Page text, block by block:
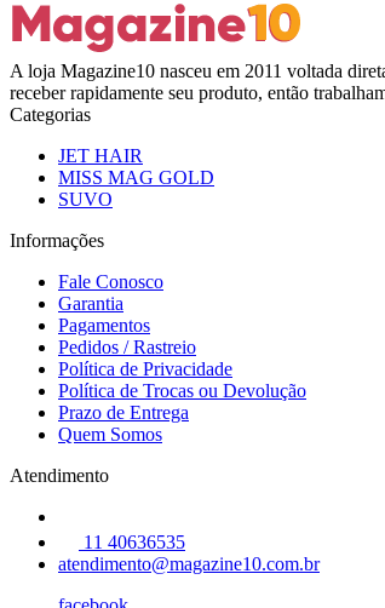
A loja Magazine10 nasceu em 2011 voltada
receber rapidamente seu produto, então
Categorias
JET HAIR
MISS MAG GOLD
SUVO
Informações
Fale Conosco
Garantia
Pagamentos
Pedidos / Rastreio
Política de Privacidade
Política de Trocas ou Devolução
Prazo de Entrega
Quem Somos
Atendimento
11 40636535
atendimento@magazine10.com.br